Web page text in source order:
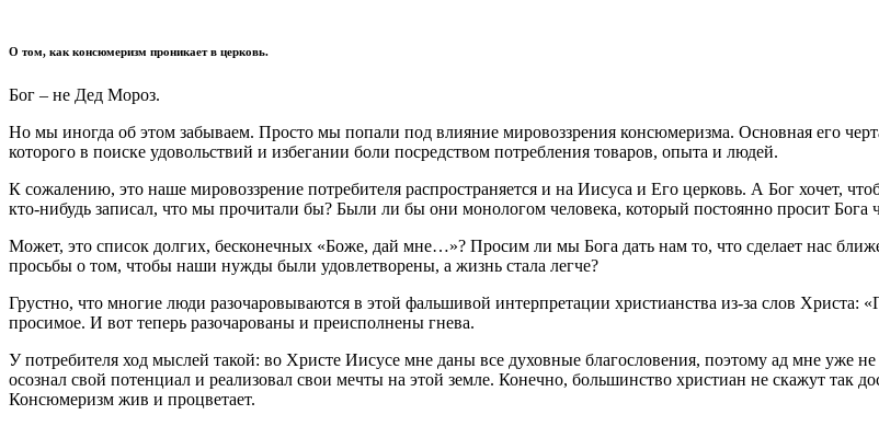
О том, как консюмеризм проникает в церковь.
Бог – не Дед Мороз.
Но мы иногда об этом забываем. Просто мы попали под влияние мировоззрения консюмеризма. Основная его
которого в поиске удовольствий и избегании боли посредством потребления товаров, опыта и людей.
К сожалению, это наше мировоззрение потребителя распространяется и на Иисуса и Его церковь. А Бог хочет,
кто-нибудь записал, что мы прочитали бы? Были ли бы они монологом человека, который постоянно просит Бога
Может, это список долгих, бесконечных «Боже, дай мне…»? Просим ли мы Бога дать нам то, что сделает нас
просьбы о том, чтобы наши нужды были удовлетворены, а жизнь стала легче?
Грустно, что многие люди разочаровываются в этой фальшивой интерпретации христианства из-за слов
просимое. И вот теперь разочарованы и преисполнены гнева.
У потребителя ход мыслей такой: во Христе Иисусе мне даны все духовные благословения, поэтому ад мне уже
осознал свой потенциал и реализовал свои мечты на этой земле. Конечно, большинство христиан не скажут так
Консюмеризм жив и процветает.